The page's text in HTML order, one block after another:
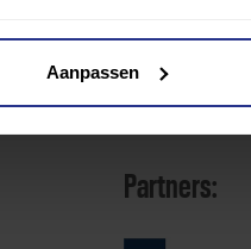
Aanpassen
Partners: